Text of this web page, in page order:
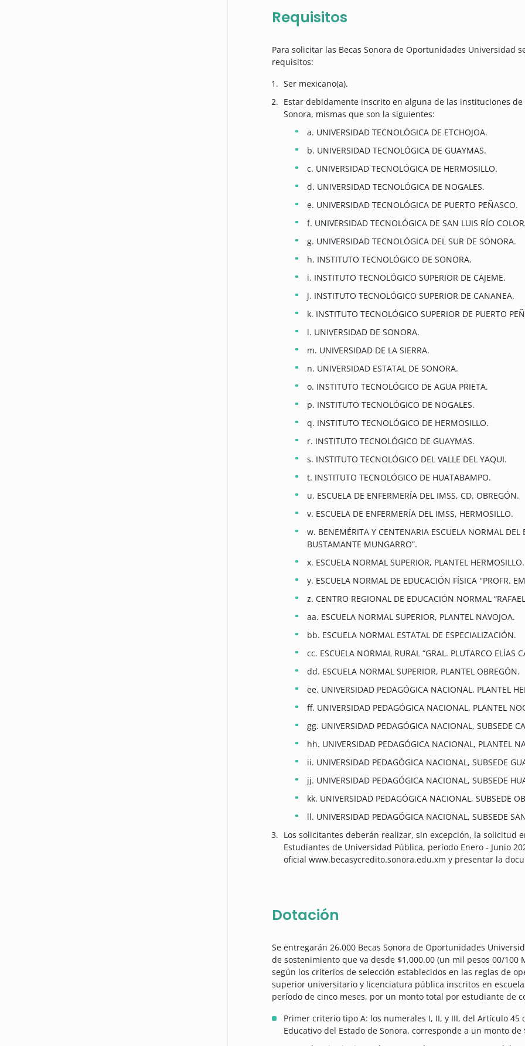
Requisitos
Para solicitar las Becas Sonora de Oportunidades Universidad
requisitos:
Ser mexicano(a).
Estar debidamente inscrito en alguna de las instituciones
Sonora, mismas que son la siguientes:
a. UNIVERSIDAD TECNOLÓGICA DE ETCHOJOA.
b. UNIVERSIDAD TECNOLÓGICA DE GUAYMAS.
c. UNIVERSIDAD TECNOLÓGICA DE HERMOSILLO.
d. UNIVERSIDAD TECNOLÓGICA DE NOGALES.
e. UNIVERSIDAD TECNOLÓGICA DE PUERTO PEÑASCO.
f. UNIVERSIDAD TECNOLÓGICA DE SAN LUIS RÍO
g. UNIVERSIDAD TECNOLÓGICA DEL SUR DE SONORA.
h. INSTITUTO TECNOLÓGICO DE SONORA.
i. INSTITUTO TECNOLÓGICO SUPERIOR DE CAJEME.
j. INSTITUTO TECNOLÓGICO SUPERIOR DE CANANEA.
k. INSTITUTO TECNOLÓGICO SUPERIOR DE PUERTO
l. UNIVERSIDAD DE SONORA.
m. UNIVERSIDAD DE LA SIERRA.
n. UNIVERSIDAD ESTATAL DE SONORA.
o. INSTITUTO TECNOLÓGICO DE AGUA PRIETA.
p. INSTITUTO TECNOLÓGICO DE NOGALES.
q. INSTITUTO TECNOLÓGICO DE HERMOSILLO.
r. INSTITUTO TECNOLÓGICO DE GUAYMAS.
s. INSTITUTO TECNOLÓGICO DEL VALLE DEL YAQUI.
t. INSTITUTO TECNOLÓGICO DE HUATABAMPO.
u. ESCUELA DE ENFERMERÍA DEL IMSS, CD. OBREGÓN.
v. ESCUELA DE ENFERMERÍA DEL IMSS, HERMOSILLO.
w. BENEMÉRITA Y CENTENARIA ESCUELA NORMAL DEL
BUSTAMANTE MUNGARRO”.
x. ESCUELA NORMAL SUPERIOR, PLANTEL HERMOSILLO.
y. ESCUELA NORMAL DE EDUCACIÓN FÍSICA ''PROFR.
z. CENTRO REGIONAL DE EDUCACIÓN NORMAL
aa. ESCUELA NORMAL SUPERIOR, PLANTEL NAVOJOA.
bb. ESCUELA NORMAL ESTATAL DE ESPECIALIZACIÓN.
cc. ESCUELA NORMAL RURAL “GRAL. PLUTARCO ELÍAS
dd. ESCUELA NORMAL SUPERIOR, PLANTEL OBREGÓN.
ee. UNIVERSIDAD PEDAGÓGICA NACIONAL, PLANTEL
ff. UNIVERSIDAD PEDAGÓGICA NACIONAL, PLANTEL
gg. UNIVERSIDAD PEDAGÓGICA NACIONAL, SUBSEDE
hh. UNIVERSIDAD PEDAGÓGICA NACIONAL, PLANTEL
ii. UNIVERSIDAD PEDAGÓGICA NACIONAL, SUBSEDE
jj. UNIVERSIDAD PEDAGÓGICA NACIONAL, SUBSEDE
kk. UNIVERSIDAD PEDAGÓGICA NACIONAL, SUBSEDE
ll. UNIVERSIDAD PEDAGÓGICA NACIONAL, SUBSEDE
Los solicitantes deberán realizar, sin excepción, la solicitud
Estudiantes de Universidad Pública, período Enero - Junio
oficial www.becasycredito.sonora.edu.xm y presentar la
Dotación
Se entregarán 26.000 Becas Sonora de Oportunidades
de sostenimiento que va desde $1,000.00 (un mil pesos 00/100
según los criterios de selección establecidos en las reglas de
superior universitario y licenciatura pública inscritos en
período de cinco meses, por un monto total por estudiante de
Primer criterio tipo A: los numerales I, II, y III, del Artículo 45
Educativo del Estado de Sonora, corresponde a un monto de